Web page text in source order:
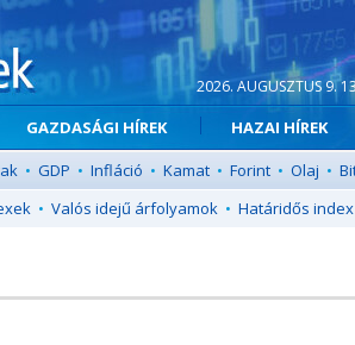
2026. AUGUSZTUS 9.
GAZDASÁGI HÍREK HAZAI HÍREK
• GDP • Infláció • Kamat • Forint • Olaj •
• Valós idejű árfolyamok • Határidős index